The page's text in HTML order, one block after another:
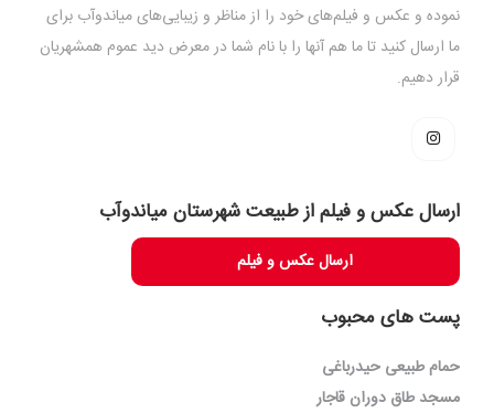
نموده و عکس و فیلم‌های خود را از مناظر و زیبایی‌های میاندوآب برای
ما ارسال کنید تا ما هم آنها را با نام شما در معرض دید عموم همشهریان
قرار دهیم.
ارسال عکس و فیلم از طبیعت شهرستان میاندوآب
ارسال عکس و فیلم
پست های محبوب
حمام طبیعی حیدرباغی
مسجد طاق دوران قاجار